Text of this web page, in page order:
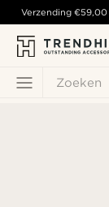
Zoeken
Verzending€59,00